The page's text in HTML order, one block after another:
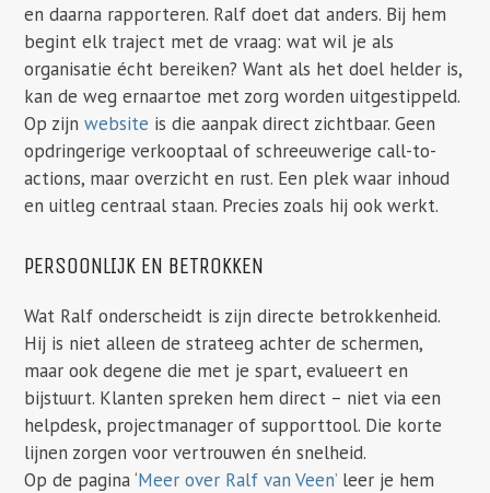
en daarna rapporteren. Ralf doet dat anders. Bij hem
begint elk traject met de vraag: wat wil je als
organisatie écht bereiken? Want als het doel helder is,
kan de weg ernaartoe met zorg worden uitgestippeld.
Op zijnwebsite is die aanpak direct zichtbaar. Geen
opdringerige verkooptaal of schreeuwerige call-to-
actions, maar overzicht en rust. Een plek waar inhoud
en uitleg centraal staan. Precies zoals hij ook werkt.
PERSOONLIJK EN BETROKKEN
Wat Ralf onderscheidt is zijn directe betrokkenheid.
Hij is niet alleen de strateeg achter de schermen,
maar ook degene die met je spart, evalueert en
bijstuurt. Klanten spreken hem direct – niet via een
helpdesk, projectmanager of supporttool. Die korte
lijnen zorgen voor vertrouwen én snelheid.
Op de pagina ‘Meer over Ralf van Veen’ leer je hem